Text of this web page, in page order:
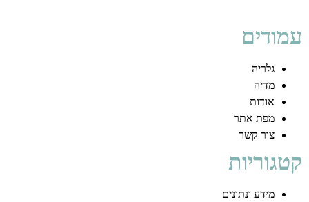
עמודים
גלריה
מדיה
אודות
מפת אתר
צור קשר
קטגוריות
מידע ונתונים